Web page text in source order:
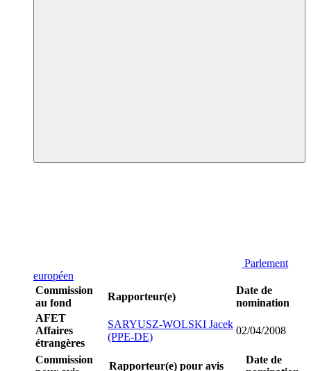
Parlement
européen
Commission
au fond
Rapporteur(e)
Date de
nomination
AFET
Affaires
étrangères
SARYUSZ-WOLSKI Jacek
(PPE-DE)
02/04/2008
Commission
Rapporteur(e) pour avis
Date de